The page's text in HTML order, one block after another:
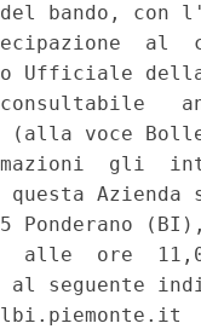
bando, con
al
della
consultabile
(alla voce
gli
alle  ore
al seguente